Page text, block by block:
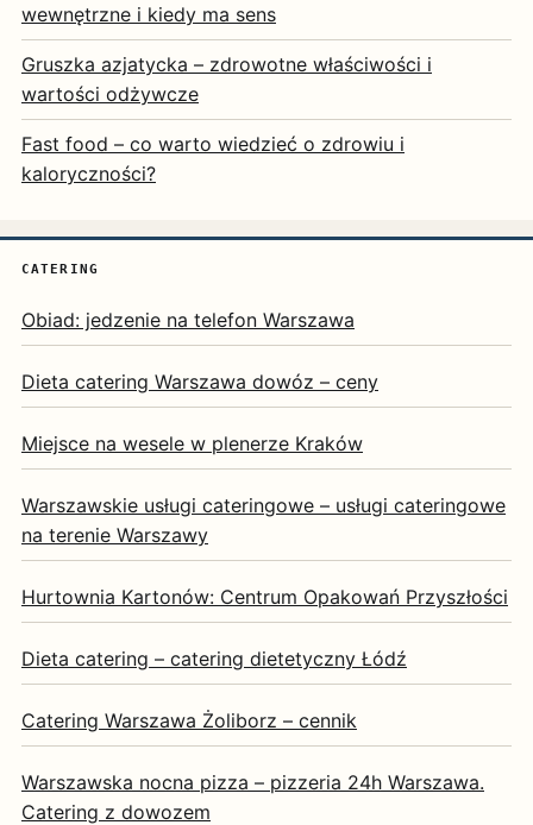
wewnętrzne i kiedy ma sens
Gruszka azjatycka – zdrowotne właściwości i
wartości odżywcze
Fast food – co warto wiedzieć o zdrowiu i
kaloryczności?
CATERING
Obiad: jedzenie na telefon Warszawa
Dieta catering Warszawa dowóz – ceny
Miejsce na wesele w plenerze Kraków
Warszawskie usługi cateringowe – usługi cateringowe
na terenie Warszawy
Hurtownia Kartonów: Centrum Opakowań Przyszłości
Dieta catering – catering dietetyczny Łódź
Catering Warszawa Żoliborz – cennik
Warszawska nocna pizza – pizzeria 24h Warszawa.
Catering z dowozem